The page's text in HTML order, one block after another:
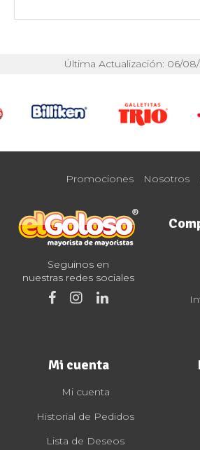
Última Actualización: 06/08/
Promociones Nosotros
Seguinos en
nuestras redes sociales
Mi cuenta
Mi cuenta
Historial de Pedidos
Lista de Deseos